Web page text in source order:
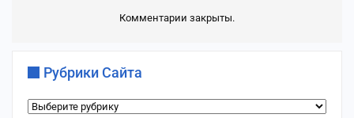
Комментарии закрыты.
Рубрики Сайта
Рубрики